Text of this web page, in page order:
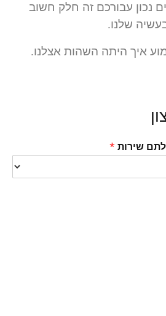
נכון עבורכם זה חלק חשוב
שלנו.
איך היתה השהות אצלנו.
שירות *